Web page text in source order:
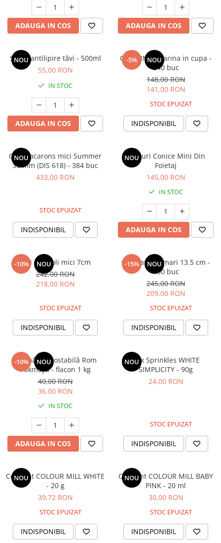
ADAUGA IN COS ADAUGA IN COS
NOU
Spray antilipire tăvi - 500ml
55,00 RON
IN STOC
ADAUGA IN COS
-5% NOU
Coji MINI Savarina in cupa -
240 buc
148,00 RON
141,00 RON
STOC EPUIZAT
INDISPONIBIL
NOU
Coji Macarons mici Summer
35 mm (DIS 618) - 384 buc
433,00 RON
STOC EPUIZAT
INDISPONIBIL
NOU
Rulouri Conice Mini Din
Foietaj
145,00 RON
IN STOC
ADAUGA IN COS
-10% NOU
Coji Cannoli mici 7cm
242,00 RON
218,00 RON
STOC EPUIZAT
INDISPONIBIL
-15% NOU
Coji Cannoli mari 13.5 cm -
100 buc
245,00 RON
209,00 RON
STOC EPUIZAT
INDISPONIBIL
-10% NOU
Aromă termostabilă Rom
Pakmaya - flacon 1 kg
40,00 RON
36,00 RON
IN STOC
ADAUGA IN COS
NOUMix Sprinkles WHITE
SIMPLICITY - 90g
24,00 RON
STOC EPUIZAT
INDISPONIBIL
NOU
Colorant COLOUR MILL WHITE
- 20 g
39,72 RON
STOC EPUIZAT
INDISPONIBIL
NOU
Colorant COLOUR MILL BABY
PINK - 20 ml
30,00 RON
STOC EPUIZAT
INDISPONIBIL